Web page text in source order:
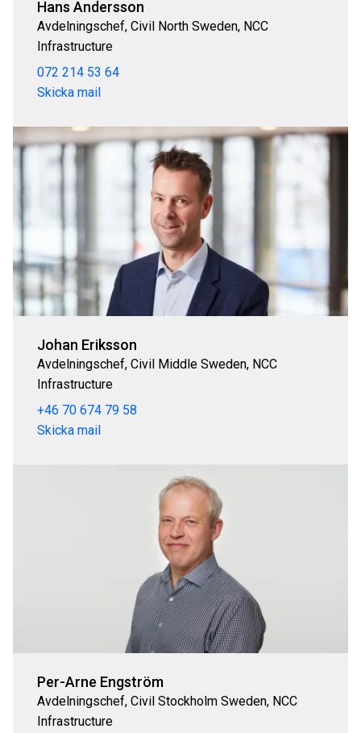
Hans Andersson
Avdelningschef, Civil North Sweden, NCC
Infrastructure
072 214 53 64
Skicka mail
Johan Eriksson
Avdelningschef, Civil Middle Sweden, NCC
Infrastructure
+46 70 674 79 58
Skicka mail
Per-Arne Engström
Avdelningschef, Civil Stockholm Sweden, NCC
Infrastructure